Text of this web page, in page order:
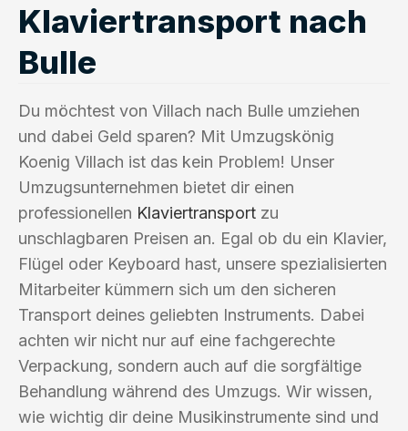
Klaviertransport nach
Bulle
Du möchtest von Villach nach Bulle umziehen
und dabei Geld sparen? Mit Umzugskönig
Koenig Villach ist das kein Problem! Unser
Umzugsunternehmen bietet dir einen
professionellen Klaviertransport zu
unschlagbaren Preisen an. Egal ob du ein Klavier,
Flügel oder Keyboard hast, unsere spezialisierten
Mitarbeiter kümmern sich um den sicheren
Transport deines geliebten Instruments. Dabei
achten wir nicht nur auf eine fachgerechte
Verpackung, sondern auch auf die sorgfältige
Behandlung während des Umzugs. Wir wissen,
wie wichtig dir deine Musikinstrumente sind und